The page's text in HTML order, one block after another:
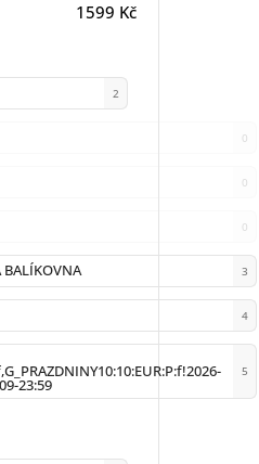
1599 Kč
2
0
0
0
BALÍKOVNA 3
4
23:59
5